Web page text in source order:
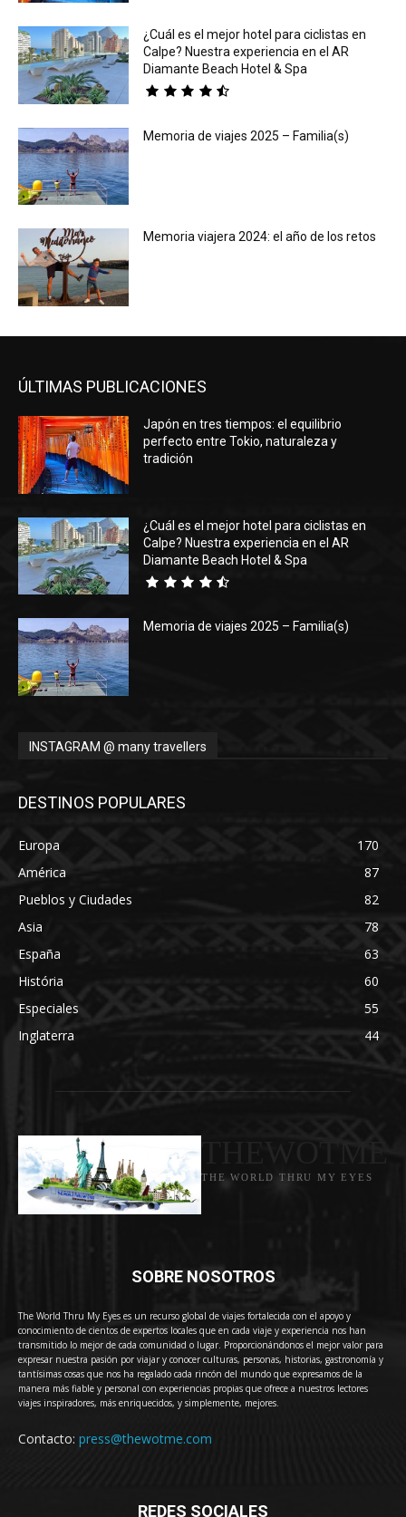
¿Cuál es el mejor hotel para ciclistas en
Calpe? Nuestra experiencia en el AR
Diamante Beach Hotel & Spa
Memoria de viajes 2025 – Familia(s)
Memoria viajera 2024: el año de los retos
ÚLTIMAS PUBLICACIONES
Japón en tres tiempos: el equilibrio
perfecto entre Tokio, naturaleza y
tradición
¿Cuál es el mejor hotel para ciclistas en
Calpe? Nuestra experiencia en el AR
Diamante Beach Hotel & Spa
Memoria de viajes 2025 – Familia(s)
INSTAGRAM @ many travellers
DESTINOS POPULARES
Europa
170
América
87
Pueblos y Ciudades
82
Asia
78
España
63
História
60
Especiales
55
Inglaterra
44
THE WORLD THRU MY EYES
SOBRE NOSOTROS
The World Thru My Eyes es un recurso global de viajes fortalecida con el apoyo y
conocimiento de cientos de expertos locales que en cada viaje y experiencia nos han
transmitido lo mejor de cada comunidad o lugar. Proporcionándonos el mejor valor para
expresar nuestra pasión por viajar y conocer culturas, personas, historias, gastronomía y
tantísimas cosas que nos ha regalado cada rincón del mundo que expresamos de la
manera más fiable y personal con experiencias propias que ofrece a nuestros lectores
viajes inspiradores, más enriquecidos, y simplemente, mejores.
Contacto: press@thewotme.com
REDES SOCIALES